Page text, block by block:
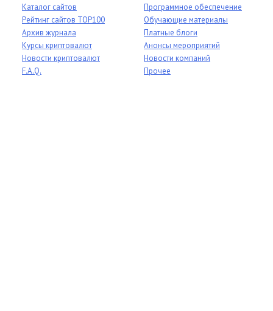
Каталог сайтов
Рейтинг сайтов TOP100
Архив журнала
Курсы криптовалют
Новости криптовалют
F.A.Q.
Программное обеспечение
Обучающие материалы
Платные блоги
Анонсы мероприятий
Новости компаний
Прочее